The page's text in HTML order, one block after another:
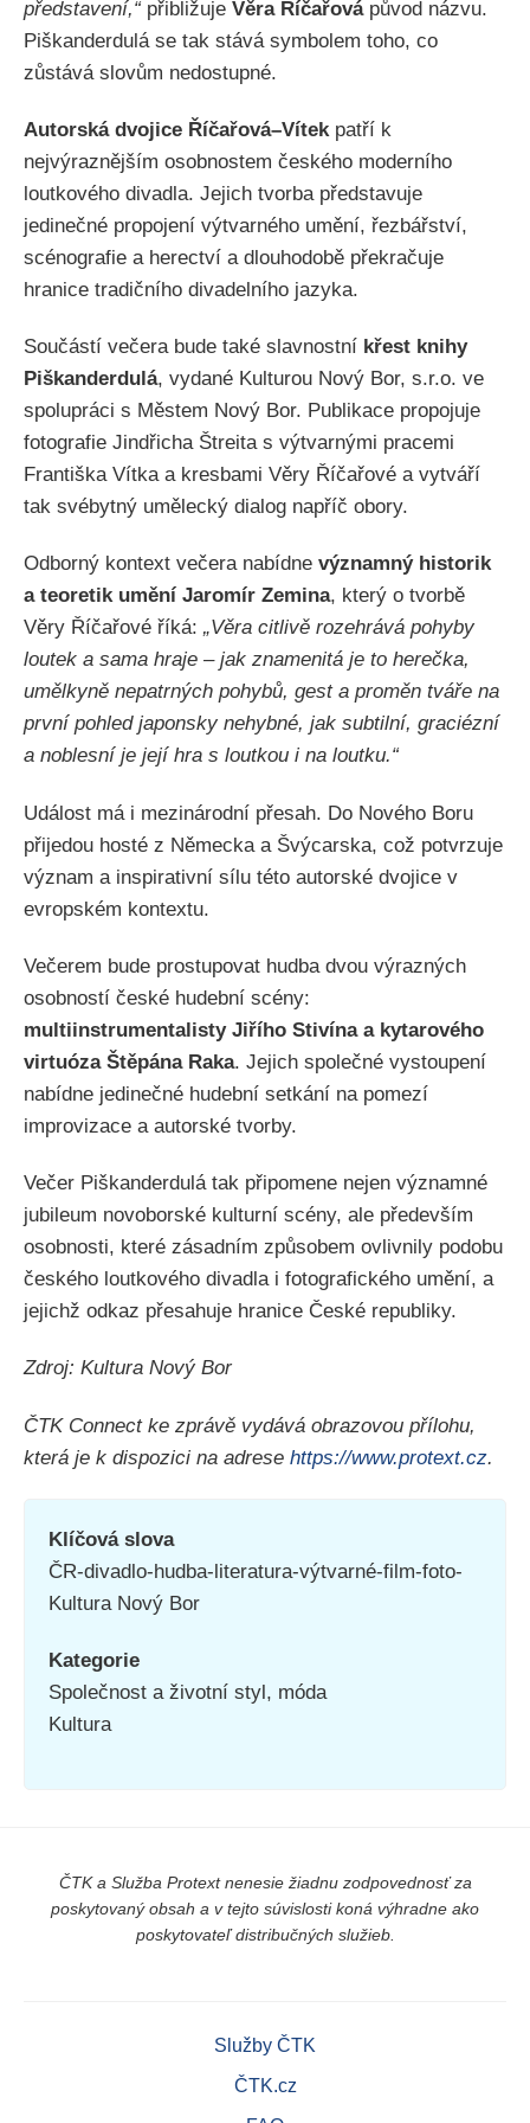
představení,“ přibližuje Věra Říčařovápůvod názvu.
Piškanderdulá se tak stává symbolem toho, co
zůstává slovům nedostupné.
Autorská dvojice Říčařová–Vítekpatří k
nejvýraznějším osobnostem českého moderního
loutkového divadla. Jejich tvorba představuje
jedinečné propojení výtvarného umění, řezbářství,
scénografie a herectví a dlouhodobě překračuje
hranice tradičního divadelního jazyka.
Součástí večera bude také slavnostní křest knihy
Piškanderdulá, vydané Kulturou Nový Bor, s.r.o. ve
spolupráci s Městem Nový Bor. Publikace propojuje
fotografie Jindřicha Štreita s výtvarnými pracemi
Františka Vítka a kresbami Věry Říčařové a vytváří
tak svébytný umělecký dialog napříč obory.
Odborný kontext večera nabídne významný historik
a teoretik umění Jaromír Zemina, který o tvorbě
Věry Říčařové říká: „Věra citlivě rozehrává pohyby
loutek a sama hraje – jak znamenitá je to herečka,
umělkyně nepatrných pohybů, gest a proměn tváře na
první pohled japonsky nehybné, jak subtilní, graciézní
a noblesní je její hra s loutkou i na loutku.“
Událost má i mezinárodní přesah. Do Nového Boru
přijedou hosté z Německa a Švýcarska, což potvrzuje
význam a inspirativní sílu této autorské dvojice v
evropském kontextu.
Večerem bude prostupovat hudba dvou výrazných
osobností české hudební scény:
multiinstrumentalisty Jiřího Stivína a kytarového
virtuóza Štěpána Raka. Jejich společné vystoupení
nabídne jedinečné hudební setkání na pomezí
improvizace a autorské tvorby.
Večer Piškanderdulá tak připomene nejen významné
jubileum novoborské kulturní scény, ale především
osobnosti, které zásadním způsobem ovlivnily podobu
českého loutkového divadla i fotografického umění, a
jejichž odkaz přesahuje hranice České republiky.
Zdroj: Kultura Nový Bor
ČTK Connect ke zprávě vydává obrazovou přílohu,
která je k dispozici na adrese https://www.protext.cz.
Klíčová slova
ČR-divadlo-hudba-literatura-výtvarné-film-foto-
Kultura Nový Bor
Kategorie
Společnost a životní styl, móda
Kultura
ČTK a Služba Protext nenesie žiadnu zodpovednosť za
poskytovaný obsah a v tejto súvislosti koná výhradne ako
poskytovateľ distribučných služieb.
Služby ČTK
ČTK.cz